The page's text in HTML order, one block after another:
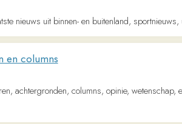
columns, opinie, wetenschap, en recensies